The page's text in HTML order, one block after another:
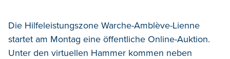
Die Hilfeleistungszone Warche-Amblève-Lienne
startet am Montag eine öffentliche Online-Auktion.
Unter den virtuellen Hammer kommen neben